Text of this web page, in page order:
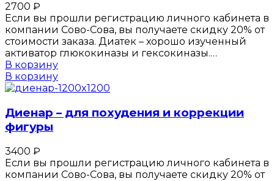
2700 ₽
Если вы прошли регистрацию личного кабинета в
компании Сово-Сова, вы получаете скидку 20% от
стоимости заказа. Диатек – хорошо изученный
активатор глюкокиназы и гексокиназы.…
В корзину
В корзину
Диенар – для похудения и коррекции
фигуры
3400 ₽
Если вы прошли регистрацию личного кабинета в
компании Сово-Сова, вы получаете скидку 20% от